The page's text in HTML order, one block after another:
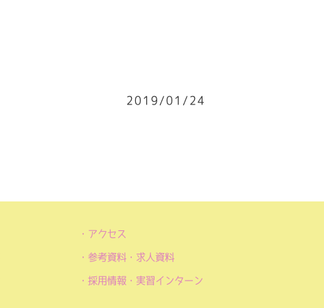
2019/01/24
アクセス
参考資料・求人資料
採用情報・実習インターン